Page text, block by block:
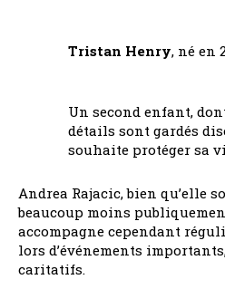
Tristan Henry, né en
Un second enfant,
détails sont gardés
souhaite protéger sa
Andrea Rajacic, bien qu’elle
beaucoup moins
accompagne cependant
lors d’événements
caritatifs.